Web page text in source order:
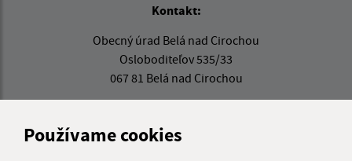
Používame cookies
Kontakt:
Obecný úrad Belá nad Cirochou
Osloboditeľov 535/33
067 81 Belá nad Cirochou
+421 577 683 126